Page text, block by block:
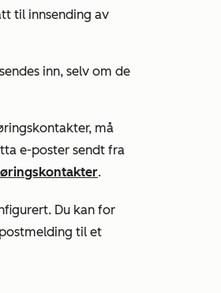
til innsending av
inn, selv om de
må
e-poster sendt fra
.
Du kan for
til et